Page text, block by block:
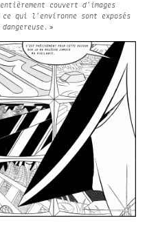
couvert d’images
qui l’environne sont exposés
»